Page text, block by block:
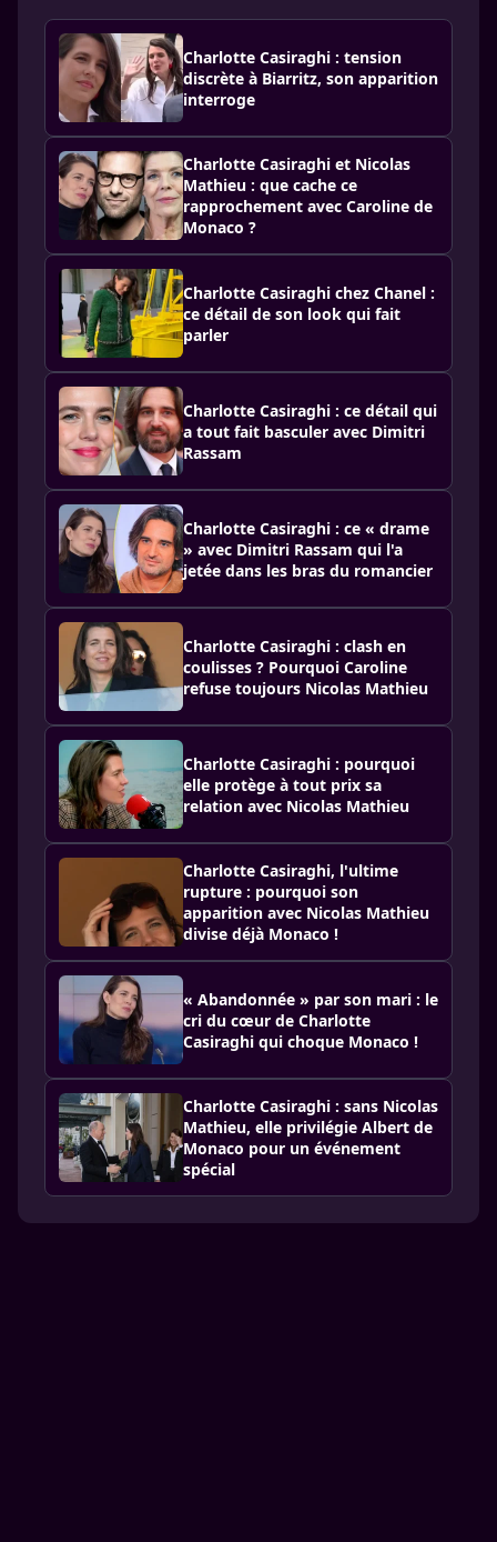
Charlotte Casiraghi : tension
discrète à Biarritz, son apparition
interroge
Charlotte Casiraghi et Nicolas
Mathieu : que cache ce
rapprochement avec Caroline de
Monaco ?
Charlotte Casiraghi chez Chanel :
ce détail de son look qui fait
parler
Charlotte Casiraghi : ce détail qui
a tout fait basculer avec Dimitri
Rassam
Charlotte Casiraghi : ce « drame
» avec Dimitri Rassam qui l'a
jetée dans les bras du romancier
Charlotte Casiraghi : clash en
coulisses ? Pourquoi Caroline
refuse toujours Nicolas Mathieu
Charlotte Casiraghi : pourquoi
elle protège à tout prix sa
relation avec Nicolas Mathieu
Charlotte Casiraghi, l'ultime
rupture : pourquoi son
apparition avec Nicolas Mathieu
divise déjà Monaco !
« Abandonnée » par son mari : le
cri du cœur de Charlotte
Casiraghi qui choque Monaco !
Charlotte Casiraghi : sans Nicolas
Mathieu, elle privilégie Albert de
Monaco pour un événement
spécial